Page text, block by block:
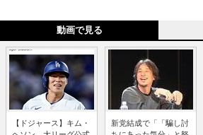
動画で見る
【ドジャース】キム・
新党結成で「「騙し討